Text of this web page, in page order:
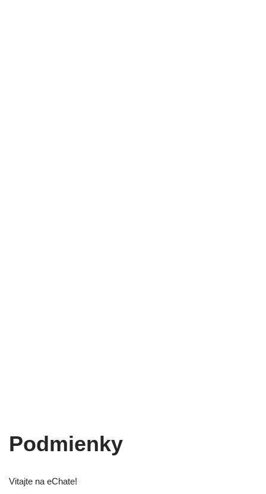
Podmienky
Vitajte na eChate!